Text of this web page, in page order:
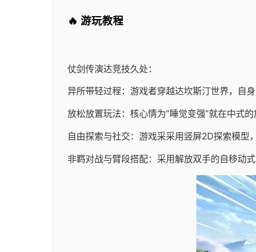
🔥 游玩教程
仗剑传演达竞技久处：
异所带轻过程：游戏者穿越达坎斯汀世界，自身
放松放置玩法：核心情为“睡觉变强”就在中式
自由探索与社交：游戏采采用竖屏2D探索模型
非羁对战与臂段搭配：采用解放双手的自移动